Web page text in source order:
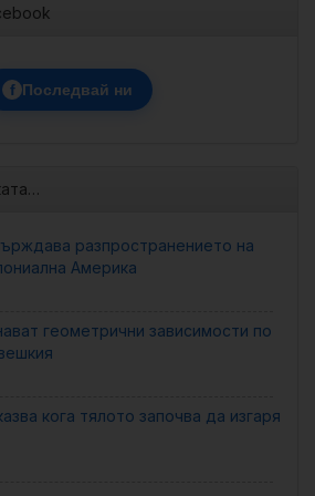
f Последвай ни
разпространението на
Америка
геометрични зависимости по
кога тялото започва да изгаря